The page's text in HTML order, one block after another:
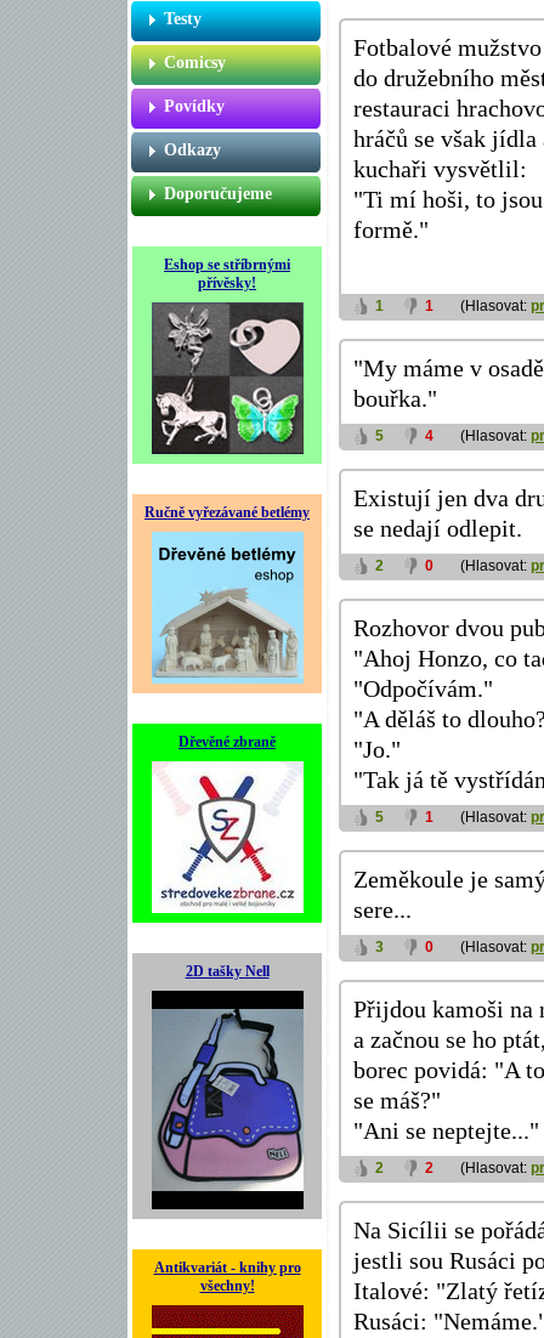
Testy
Comicsy
Povídky
Odkazy
Doporučujeme
Eshop se stříbrnými
přívěsky!
Ručně vyřezávané betlémy
Dřevěné zbraně
2D tašky Nell
Antikvariát - knihy pro
všechny!
Fotbalové
do družebního
restauraci
hráčů se však
kuchaři vysvětlil:
"Ti mí hoši, to
formě."
1 1 (Hlasovat:
"My máme v
bouřka."
5 4 (Hlasovat:
Existují jen dva
se nedají odlepit.
2 0 (Hlasovat:
Rozhovor dvou
"Ahoj Honzo, co
"Odpočívám."
"A děláš to
"Jo."
"Tak já tě
5 1 (Hlasovat:
Zeměkoule je
sere...
3 0 (Hlasovat:
Přijdou kamoši na
a začnou se ho
borec povidá: "A
se máš?"
"Ani se neptejte..."
2 2 (Hlasovat:
Na Sicílii se
jestli sou Rusáci
Italové: "Zlatý
Rusáci: